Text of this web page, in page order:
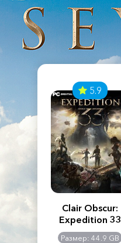
Creed
5.9
Clair Obscur:
Expedition 33
Размер: 44.9 GB